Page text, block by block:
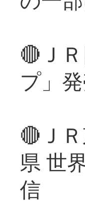
🔴Ｊ
プ」
🔴Ｊ
県 世
信